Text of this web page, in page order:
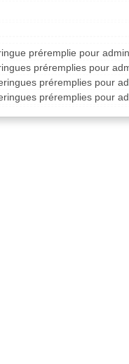
préremplie pour
préremplies pour
préremplies pour
préremplies pour